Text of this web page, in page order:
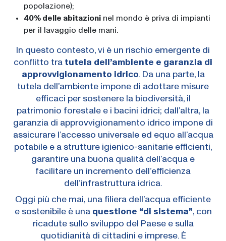
popolazione);
40% delle abitazioni nel mondo è priva di impianti
per il lavaggio delle mani.
In questo contesto, vi è un rischio emergente di
conflitto tra tutela dell’ambiente e garanzia di
approvvigionamento idrico. Da una parte, la
tutela dell’ambiente impone di adottare misure
efficaci per sostenere la biodiversità, il
patrimonio forestale e i bacini idrici; dall’altra, la
garanzia di approvvigionamento idrico impone di
assicurare l’accesso universale ed equo all’acqua
potabile e a strutture igienico-sanitarie efficienti,
garantire una buona qualità dell’acqua e
facilitare un incremento dell’efficienza
dell’infrastruttura idrica.
Oggi più che mai, una filiera dell’acqua efficiente
e sostenibile è una questione “di sistema”, con
ricadute sullo sviluppo del Paese e sulla
quotidianità di cittadini e imprese. È